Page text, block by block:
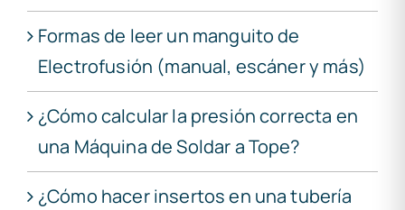
Formas de leer un manguito de
Electrofusión (manual, escáner y más)
¿Cómo calcular la presión correcta en
una Máquina de Soldar a Tope?
¿Cómo hacer insertos en una tubería